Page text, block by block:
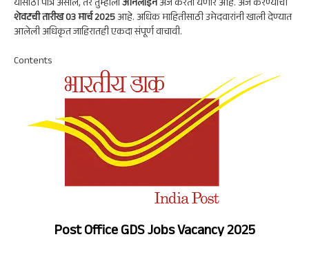
p
यासाठी पात्र असाल, तर तुम्हालाऑनलाईनअर्ज करता येणार आहे. अर्ज करण्याची
शेवटची तारीख 03 मार्च 2025आहे. अधिक माहितीसाठी उमेदवारांनी खाली देण्यात
आलेली अधिकृत जाहिरातही एकदा संपूर्ण वाचावी.
Contents
Post Office GDS Jobs Vacancy 2025